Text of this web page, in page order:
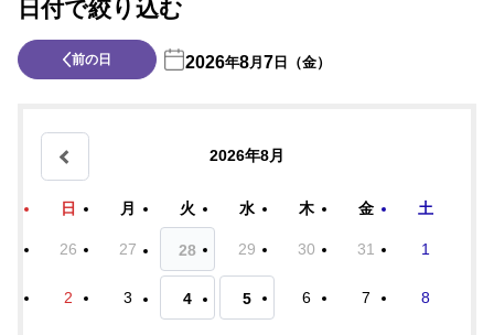
日付で絞り込む
前の日 2026年8月7日（金）
2026年8月
日 月 火 水 木 金 土
26 27 28 29 30 31 1
2 3 4 5 6 7 8